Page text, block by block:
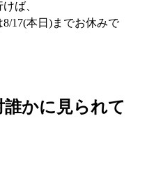
ば、
8/17(本日)までお休みで
誰かに見られて